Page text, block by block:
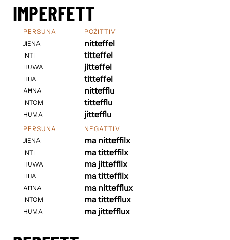
IMPERFETT
PERSUNA
JIENA
INTI
HUWA
HIJA
AĦNA
INTOM
HUMA
POŻITTIV
nitteffel
titteffel
jitteffel
titteffel
nittefflu
tittefflu
jittefflu
PERSUNA
JIENA
INTI
HUWA
HIJA
AĦNA
INTOM
HUMA
NEGATTIV
ma nitteffilx
ma titteffilx
ma jitteffilx
ma titteffilx
ma nittefflux
ma tittefflux
ma jittefflux